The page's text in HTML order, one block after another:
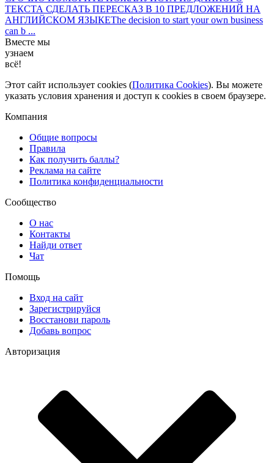
ТЕКСТА СДЕЛАТЬ ПЕРЕСКАЗ В 10 ПРЕДЛОЖЕНИЙ НА
АНГЛИЙСКОМ ЯЗЫКЕThe decision to start your own business
can b ...
Вместе мы
узнаем
всё!
Этот сайт использует cookies (Политика Cookies). Вы можете
указать условия хранения и доступ к cookies в своем браузере.
Компания
Общие вопросы
Правила
Как получить баллы?
Реклама на сайте
Политика конфиденциальности
Сообщество
О нас
Контакты
Найди ответ
Чат
Помощь
Вход на сайт
Зарегистрируйся
Восстанови пароль
Добавь вопрос
Авторизация